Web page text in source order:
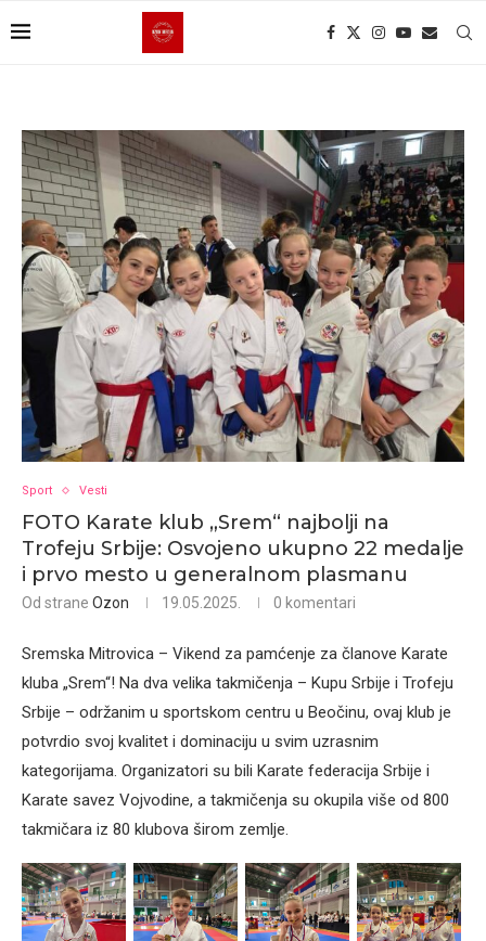
Sport Vesti
FOTO Karate klub „Srem“ najbolji na
Trofeju Srbije: Osvojeno ukupno 22 medalje
i prvo mesto u generalnom plasmanu
Od strane Ozon 19.05.2025. 0 komentari
Sremska Mitrovica – Vikend za pamćenje za članove Karate
kluba „Srem“! Na dva velika takmičenja – Kupu Srbije i Trofeju
Srbije – održanim u sportskom centru u Beočinu, ovaj klub je
potvrdio svoj kvalitet i dominaciju u svim uzrasnim
kategorijama. Organizatori su bili Karate federacija Srbije i
Karate savez Vojvodine, a takmičenja su okupila više od 800
takmičara iz 80 klubova širom zemlje.